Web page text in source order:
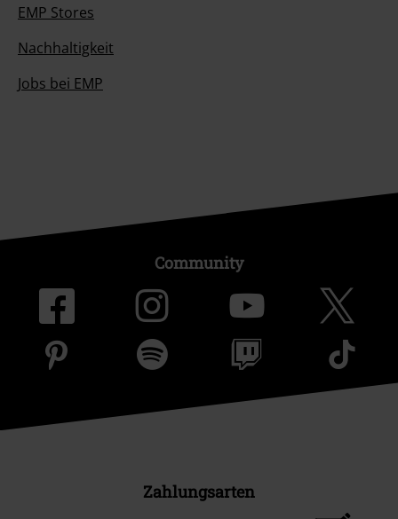
EMP Stores
Nachhaltigkeit
Jobs bei EMP
Community
Zahlungsarten